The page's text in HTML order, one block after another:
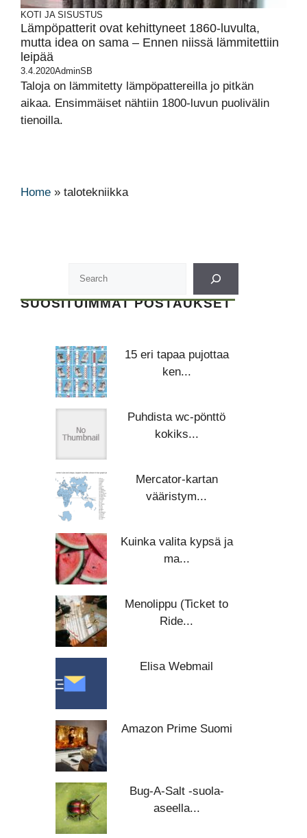
KOTI JA SISUSTUS
Lämpöpatterit ovat kehittyneet 1860-luvulta,
mutta idea on sama – Ennen niissä lämmitettiin
leipää
3.4.2020AdminSB
Taloja on lämmitetty lämpöpattereilla jo pitkän
aikaa. Ensimmäiset nähtiin 1800-luvun puolivälin
tienoilla.
Home » talotekniikka
SUOSITUIMMAT POSTAUKSET
15 eri tapaa pujottaa
ken...
Puhdista wc-pönttö
kokiks...
Mercator-kartan
vääristym...
Kuinka valita kypsä ja
ma...
Menolippu (Ticket to
Ride...
Elisa Webmail
Amazon Prime Suomi
Bug-A-Salt -suola-
aseella...